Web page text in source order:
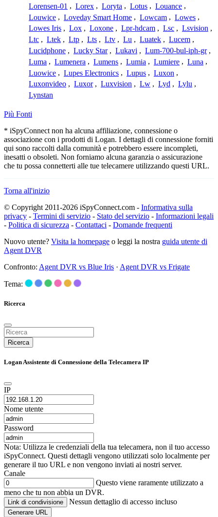
Lorensen-01 , Lorex , Loryta , Lotus , Louance ,
Louwice , Loveday Smart Home , Lowcam , Lowes ,
Lowes Iris , Lox , Loxone , Lpr-hdcam , Lsc , Lsvision ,
Ltc , Ltek , Ltp , Lts , Ltv , Lu , Luatek , Lucem ,
Lucidphone , Lucky Star , Lukavi , Lum-700-bul-iph-gr ,
Luma , Lumenera , Lumens , Lumia , Lumiere , Luna ,
Luowice , Lupes Electronics , Lupus , Luxon ,
Luxonvideo , Luxor , Luxvision , Lw , Lyd , Lylu ,
Lynstan
Più Fonti
* iSpyConnect non ha alcuna affiliazione, connessione o
associazione con i prodotti di Logan. I dettagli di connessione forniti
qui sono raccolti dalla comunità e potrebbero essere incompleti,
inesatti o obsoleti. Non forniamo alcuna garanzia o assicurazione
che tu possa connetterti alle tue telecamere utilizzando questi URL.
Torna all'inizio
© Copyright 2011-2026 iSpyConnect.com - Informativa sulla
privacy - Termini di servizio - Stato del servizio - Informazioni legali
- Politica di sicurezza - Contattaci - Domande frequenti
Nuovo utente? Visita la homepage o leggi la nostra guida utente di
Agent DVR
Confronto: Agent DVR vs Blue Iris · Agent DVR vs Frigate
Tema:
Ricerca
Ricerca
Logan Assistente di Connessione della Telecamera IP
IP
Nome utente
Password
Nota: Utilizza le credenziali della tua telecamera, non il tuo accesso
iSpyConnect. Questi dettagli vengono utilizzati solo localmente per
generare il tuo URL e non vengono inviati ai nostri server.
Canale
Questo viene raramente utilizzato a
meno che tu non abbia un DVR.
Link di condivisione Nessun dettaglio di accesso incluso
Generare URL